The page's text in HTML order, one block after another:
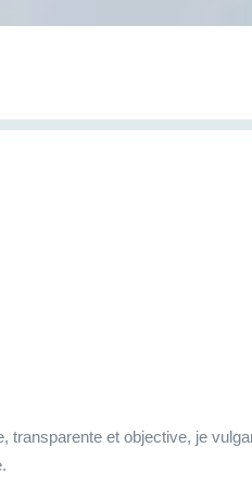
transparente et objective, je